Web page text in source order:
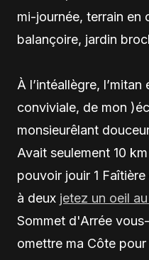
mi-journée, terrain en
balançoire, jardin
À l’intéallègre,
conviviale, de mon
monsieurêlant
Avait seulement 10
pouvoir jouir 1
à deux jetez un oeil
Sommet d'Arrée
omettre ma Côte